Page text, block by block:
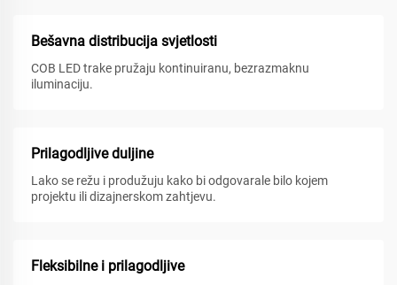
Bešavna distribucija svjetlosti
COB LED trake pružaju kontinuiranu, bezrazmaknu
iluminaciju.
Prilagodljive duljine
Lako se režu i produžuju kako bi odgovarale bilo kojem
projektu ili dizajnerskom zahtjevu.
Fleksibilne i prilagodljive